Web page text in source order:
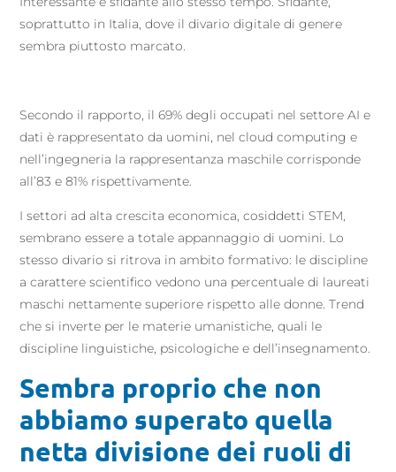
soprattutto in Italia, dove il divario digitale di genere
sembra piuttosto marcato.
Secondo il rapporto, il 69% degli occupati nel settore AI e
dati è rappresentato da uomini, nel cloud computing e
nell’ingegneria la rappresentanza maschile corrisponde
all’83 e 81% rispettivamente.
I settori ad alta crescita economica, cosiddetti STEM,
sembrano essere a totale appannaggio di uomini. Lo
stesso divario si ritrova in ambito formativo: le discipline
a carattere scientifico vedono una percentuale di laureati
maschi nettamente superiore rispetto alle donne. Trend
che si inverte per le materie umanistiche, quali le
discipline linguistiche, psicologiche e dell’insegnamento.
Sembra proprio che non
abbiamo superato quella
netta divisione dei ruoli di